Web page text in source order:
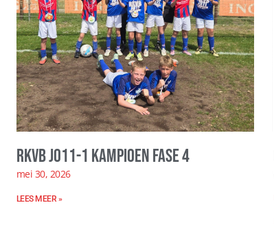
RKVB JO11-1 kampioen fase 4
mei 30, 2026
LEES MEER »